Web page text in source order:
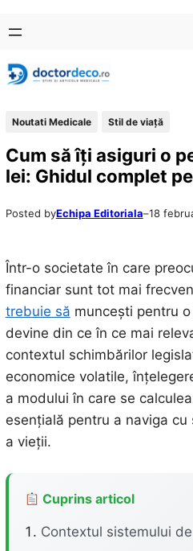
conținut
content
Noutati Medicale Stil de viaţă
Cum să îți asiguri o
lei: Ghidul complet
Posted byEchipa Editoriala–18
Într-o societate în care
financiar sunt tot mai
trebuie să muncești pentru
devine din ce în ce mai
contextul schimbărilor
economice volatile,
a modului în care se
esențială pentru a naviga
a vieții.
Cuprins articol
Contextul sistemului